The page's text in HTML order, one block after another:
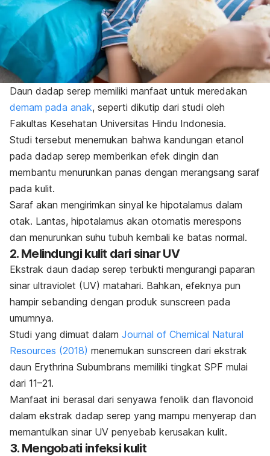
Daun dadap serep memiliki manfaat untuk meredakan
demam pada anak, seperti dikutip dari studi oleh
Fakultas Kesehatan Universitas Hindu Indonesia.
Studi tersebut menemukan bahwa kandungan etanol
pada dadap serep memberikan efek dingin dan
membantu menurunkan panas dengan merangsang saraf
pada kulit.
Saraf akan mengirimkan sinyal ke hipotalamus dalam
otak. Lantas, hipotalamus akan otomatis merespons
dan menurunkan suhu tubuh kembali ke batas normal.
2. Melindungi kulit dari sinar UV
Ekstrak daun dadap serep terbukti mengurangi paparan
sinar ultraviolet (UV) matahari. Bahkan, efeknya pun
hampir sebanding dengan produk sunscreen pada
umumnya.
Studi yang dimuat dalam Journal of Chemical Natural
Resources (2018) menemukan sunscreen dari ekstrak
daun Erythrina Subumbrans memiliki tingkat SPF mulai
dari 11–21.
Manfaat ini berasal dari senyawa fenolik dan flavonoid
dalam ekstrak dadap serep yang mampu menyerap dan
memantulkan sinar UV penyebab kerusakan kulit.
3. Mengobati infeksi kulit